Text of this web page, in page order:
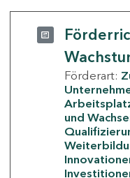
Förderart:
und